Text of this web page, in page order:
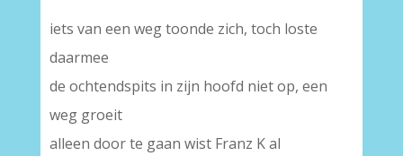
iets van een weg toonde zich, toch loste
daarmee
de ochtendspits in zijn hoofd niet op, een
weg groeit
alleen door te gaan wist Franz K al